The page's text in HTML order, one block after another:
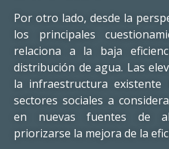
Por otro lado, desde la
los principales
relaciona a la baja
distribución de agua. Las
la infraestructura
sectores sociales a
en nuevas fuentes de
priorizarse la mejora de la